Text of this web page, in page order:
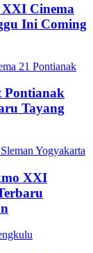
Cinema
Ini Coming
Pontianak
Tayang
XXI